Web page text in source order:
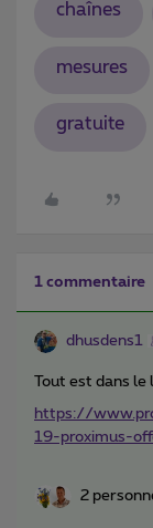
chaînes
mesures
gratuite
1 commentaire
dhusdens1
Tout est dans le
https://
19-proximus-
2